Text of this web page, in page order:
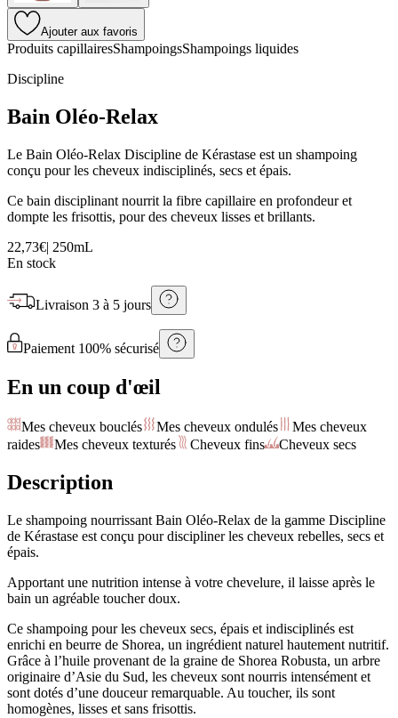
Ajouter aux favoris
Produits capillairesShampoingsShampoings liquides
Discipline
Bain Oléo-Relax
Le Bain Oléo-Relax Discipline de Kérastase est un shampoing
conçu pour les cheveux indisciplinés, secs et épais.
Ce bain disciplinant nourrit la fibre capillaire en profondeur et
dompte les frisottis, pour des cheveux lisses et brillants.
22,73€| 250mL
En stock
Livraison 3 à 5 jours
Paiement 100% sécurisé
En un coup d'œil
Mes cheveux bouclés Mes cheveux ondulés
Mes cheveux
raides
Mes cheveux texturés Cheveux fins Cheveux secs
Description
Le shampoing nourrissant Bain Oléo-Relax de la gamme Discipline
de Kérastase est conçu pour discipliner les cheveux rebelles, secs et
épais.
Apportant une nutrition intense à votre chevelure, il laisse après le
bain un agréable toucher doux.
Ce shampoing pour les cheveux secs, épais et indisciplinés est
enrichi en beurre de Shorea, un ingrédient naturel hautement nutritif.
Grâce à l’huile provenant de la graine de Shorea Robusta, un arbre
originaire d’Asie du Sud, les cheveux sont nourris intensément et
sont dotés d’une douceur remarquable. Au toucher, ils sont
homogènes, lisses et sans frisottis.